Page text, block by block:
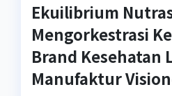
Ekuilibrium
Mengorkestrasi
Brand Kesehatan
Manufaktur